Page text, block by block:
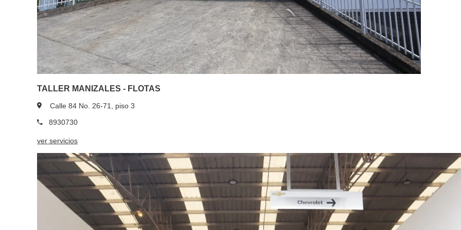
TALLER MANIZALES - FLOTAS
Calle 84 No. 26-71, piso 3
8930730
ver servicios